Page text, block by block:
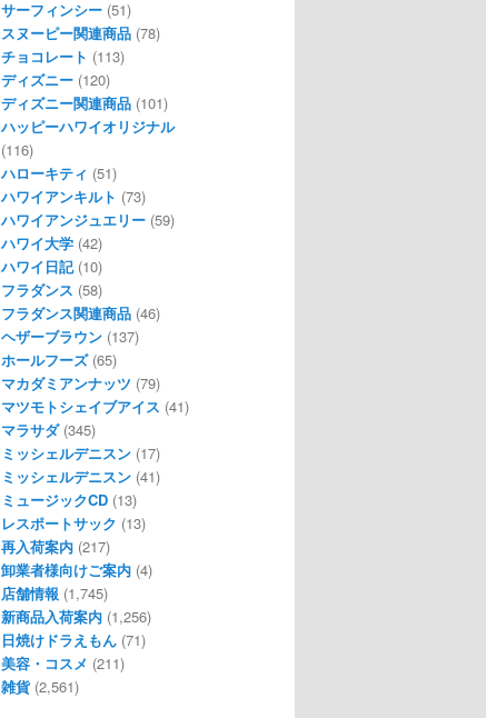
サーフィンシー (51)
スヌーピー関連商品 (78)
チョコレート (113)
ディズニー (120)
ディズニー関連商品 (101)
ハッピーハワイオリジナル
(116)
ハローキティ (51)
ハワイアンキルト (73)
ハワイアンジュエリー (59)
ハワイ大学 (42)
ハワイ日記(10)
フラダンス (58)
フラダンス関連商品 (46)
ヘザーブラウン (137)
ホールフーズ(65)
マカダミアンナッツ (79)
マツモトシェイブアイス (41)
マラサダ(345)
ミッシェルデニスン (17)
ミッシェルデニスン (41)
ミュージックCD (13)
レスポートサック (13)
再入荷案内 (217)
卸業者様向けご案内 (4)
店舗情報 (1,745)
新商品入荷案内 (1,256)
日焼けドラえもん (71)
美容・コスメ (211)
雑貨(2,561)